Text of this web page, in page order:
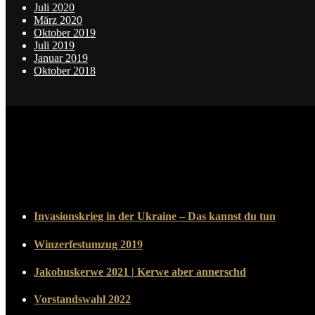
Juli 2020
März 2020
Oktober 2019
Juli 2019
Januar 2019
Oktober 2018
Invasionskrieg in der Ukraine – Das kannst du tun
Winzerfestumzug 2019
Jakobuskerwe 2021 | Kerwe aber annerschd
Vorstandswahl 2022